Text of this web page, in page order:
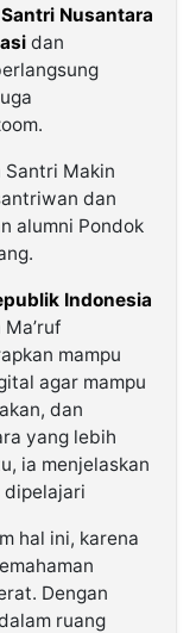
Nusantara
dan
Makin
dan
alumni Pondok
Indonesia
mampu
agar mampu
dan
yang lebih
ia menjelaskan
dipelajari
hal ini, karena
Dengan
ruang